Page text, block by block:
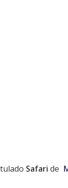
Safari de